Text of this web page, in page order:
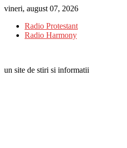
Skip
content
vineri, august 07, 2026
Radio Protestant
Radio Harmony
un site de stiri si informatii